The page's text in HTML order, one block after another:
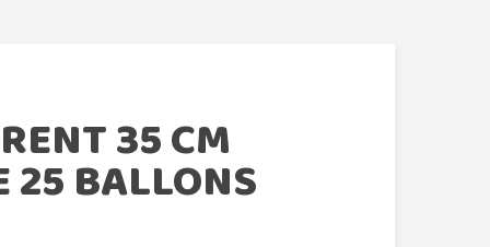
35 CM
25 BALLONS